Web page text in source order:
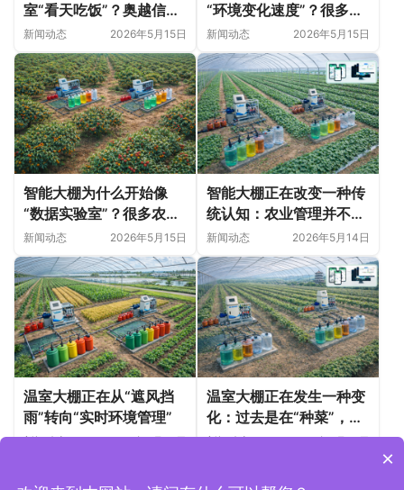
室“看天吃饭”？奥越信科
技深耕甘肃日光温室的精
细化落地实践
新闻动态 2026年5月15日
“环境变化速度”？很多农
业问题并非突然出现
新闻动态 2026年5月15日
智能大棚为什么开始像
“数据实验室”？很多农业
变化，正在悄悄发生
新闻动态 2026年5月15日
智能大棚正在改变一种传
统认知：农业管理并不只
是“种植技术”
新闻动态 2026年5月14日
温室大棚正在从“遮风挡
雨”转向“实时环境管理”
新闻动态 2026年5月14日
温室大棚正在发生一种变
化：过去是在“种菜”，现
在更像在“管理一个微型
新闻动态 2026年5月14日
×